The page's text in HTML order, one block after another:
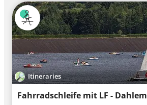
Itineraries
Fahrradschleife mit LF - Dahlem